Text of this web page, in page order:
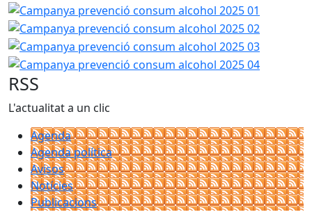
Campanya prevenció consum alcohol 2025 01
RSS
L'actualitat a un clic
Agenda
Agenda política
Avisos
Notícies
Publicacions